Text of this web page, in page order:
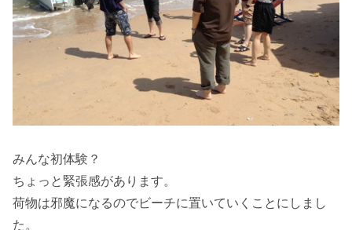
みんな初体験？
ちょっと緊張感があります。
荷物は邪魔になるのでビーチに置いていくことにしまし
た。